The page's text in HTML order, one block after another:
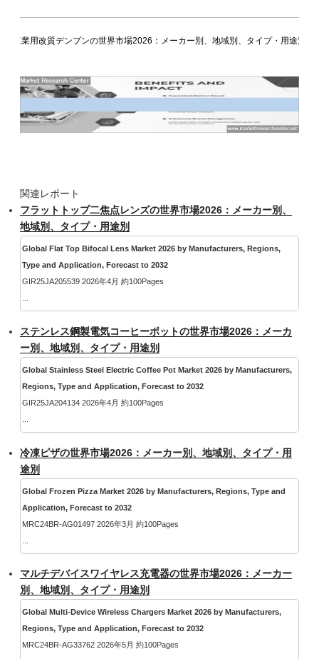
工業用改質デンプンの世界市場2026：メーカー別、地域別、タイプ・用途別
関連レポート
フラットトップ二焦点レンズの世界市場2026：メーカー別、
地域別、タイプ・用途別
Global Flat Top Bifocal Lens Market 2026 by Manufacturers, Regions,
Type and Application, Forecast to 2032
GIR25JA205539 2026年4月 約100Pages
ステンレス鋼製電気コーヒーポットの世界市場2026：メーカ
ー別、地域別、タイプ・用途別
Global Stainless Steel Electric Coffee Pot Market 2026 by Manufacturers,
Regions, Type and Application, Forecast to 2032
GIR25JA204134 2026年4月 約100Pages
冷凍ピザの世界市場2026：メーカー別、地域別、タイプ・用
途別
Global Frozen Pizza Market 2026 by Manufacturers, Regions, Type and
Application, Forecast to 2032
MRC24BR-AG01497 2026年3月 約100Pages
マルチデバイスワイヤレス充電器の世界市場2026：メーカー
別、地域別、タイプ・用途別
Global Multi-Device Wireless Chargers Market 2026 by Manufacturers,
Regions, Type and Application, Forecast to 2032
MRC24BR-AG33762 2026年5月 約100Pages